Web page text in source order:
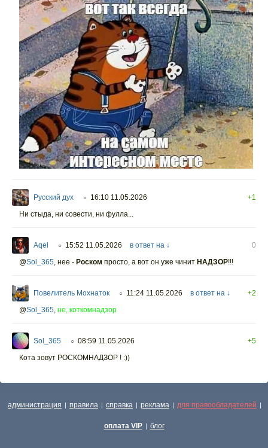
Русский дух ○ 16:10 11.05.2026
+1
Ни стыда, ни совести, ни фулла...
Aqel ○ 15:52 11.05.2026 в ответ на ↓
0
@Sol_365 нее - Роском просто, а вот он уже чинит НАДЗОР!!!
Повелитель Мохнаток ○ 11:24 11.05.2026 в ответ на ↓
+2
@Sol_365 не, коткомнадзор
Sol_365 ○ 08:59 11.05.2026
+5
Кота зовут РОСКОМНАДЗОР ! :))
администрация | правила | справка | реклама | для правообладателей |
оплата VIP | блог